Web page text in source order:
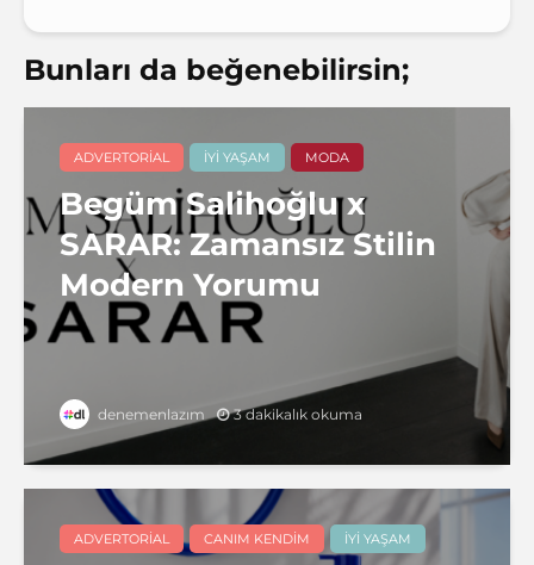
Bunları da beğenebilirsin;
ADVERTORIAL İYI YAŞAM MODA
Begüm Salihoğlu x
SARAR: Zamansız Stilin
Modern Yorumu
denemenlazım 3 dakikalık okuma
ADVERTORIAL CANIM KENDIM İYI YAŞAM